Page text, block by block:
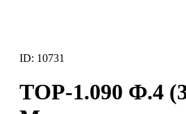
ID: 10731
ТОР-1.090 Ф.4